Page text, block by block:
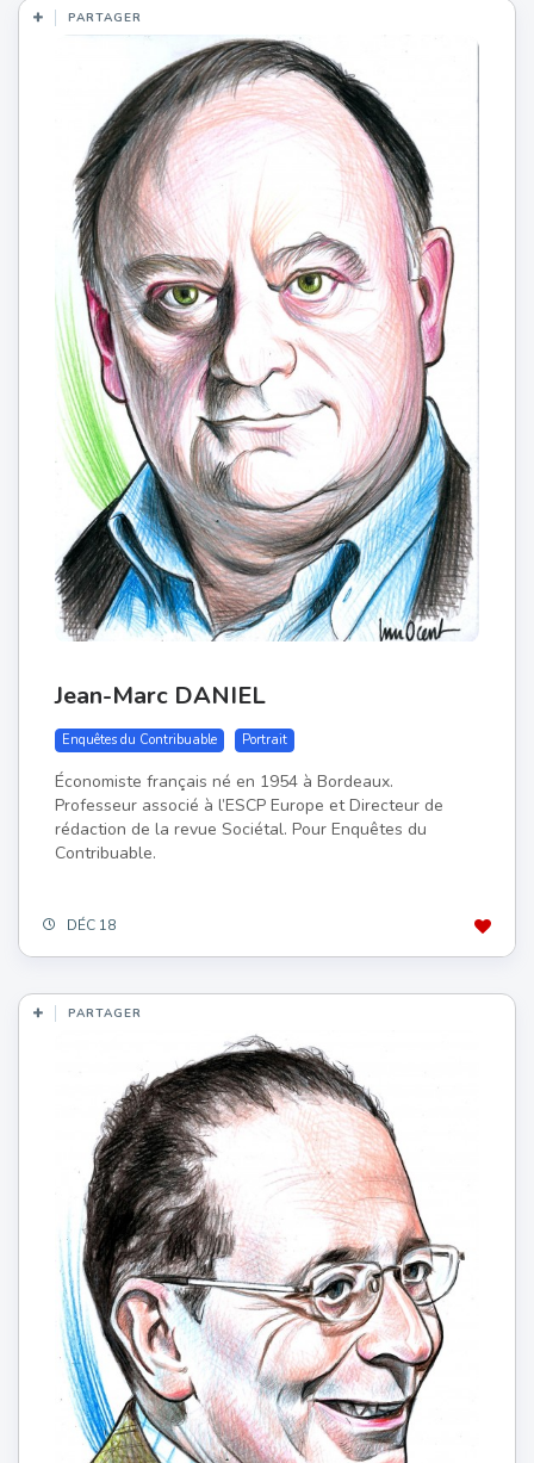
PARTAGER
Jean-Marc DANIEL
Enquêtes du Contribuable Portrait
Économiste français né en 1954 à Bordeaux.
Professeur associé à l’ESCP Europe et Directeur de
rédaction de la revue Sociétal. Pour Enquêtes du
Contribuable.
DÉC 18
PARTAGER